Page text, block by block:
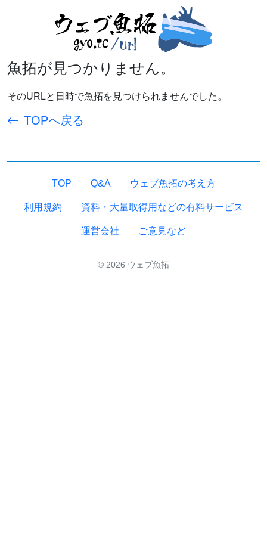
魚拓が見つかりません。
そのURLと日時で魚拓を見つけられませんでした。
TOPへ戻る
TOP Q&A ウェブ魚拓の考え方
利用規約 資料・大量取得用などの有料サービス
運営会社 ご意見など
© 2026 ウェブ魚拓